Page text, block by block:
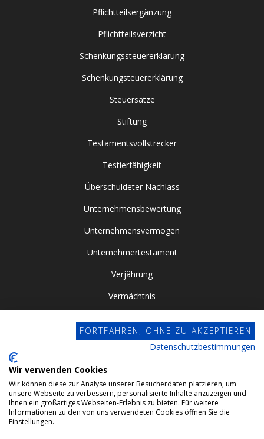
Pflichtteilsergänzung
Pflichtteilsverzicht
Schenkungssteuererklärung
Schenkungsteuererklärung
Steuersätze
Stiftung
Testamentsvollstrecker
Testierfähigkeit
Überschuldeter Nachlass
Unternehmensbewertung
Unternehmensvermögen
Unternehmertestament
Verjährung
Vermächtnis
Vorsorgevollmacht
Datenschutz
Impressum
FORTFAHREN, OHNE ZU AKZEPTIEREN
Datenschutzbestimmungen
Wir verwenden Cookies
Wir können diese zur Analyse unserer Besucherdaten platzieren, um
unsere Webseite zu verbessern, personalisierte Inhalte anzuzeigen und
Ihnen ein großartiges Webseiten-Erlebnis zu bieten. Für weitere
Informationen zu den von uns verwendeten Cookies öffnen Sie die
Einstellungen.